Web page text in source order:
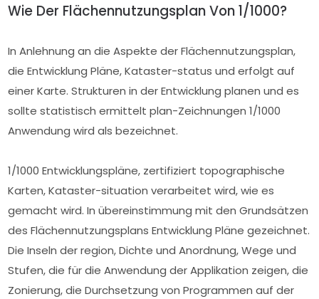
Wie Der Flächennutzungsplan Von 1/1000?
In Anlehnung an die Aspekte der Flächennutzungsplan,
die Entwicklung Pläne, Kataster-status und erfolgt auf
einer Karte. Strukturen in der Entwicklung planen und es
sollte statistisch ermittelt plan-Zeichnungen 1/1000
Anwendung wird als bezeichnet.
1/1000 Entwicklungspläne, zertifiziert topographische
Karten, Kataster-situation verarbeitet wird, wie es
gemacht wird. In übereinstimmung mit den Grundsätzen
des Flächennutzungsplans Entwicklung Pläne gezeichnet.
Die Inseln der region, Dichte und Anordnung, Wege und
Stufen, die für die Anwendung der Applikation zeigen, die
Zonierung, die Durchsetzung von Programmen auf der